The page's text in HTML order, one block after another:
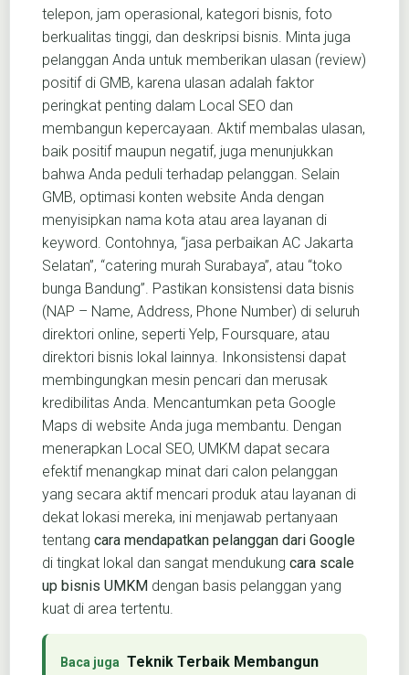
telepon, jam operasional, kategori bisnis, foto
berkualitas tinggi, dan deskripsi bisnis. Minta juga
pelanggan Anda untuk memberikan ulasan (review)
positif di GMB, karena ulasan adalah faktor
peringkat penting dalam Local SEO dan
membangun kepercayaan. Aktif membalas ulasan,
baik positif maupun negatif, juga menunjukkan
bahwa Anda peduli terhadap pelanggan. Selain
GMB, optimasi konten website Anda dengan
menyisipkan nama kota atau area layanan di
keyword. Contohnya, “jasa perbaikan AC Jakarta
Selatan”, “catering murah Surabaya”, atau “toko
bunga Bandung”. Pastikan konsistensi data bisnis
(NAP – Name, Address, Phone Number) di seluruh
direktori online, seperti Yelp, Foursquare, atau
direktori bisnis lokal lainnya. Inkonsistensi dapat
membingungkan mesin pencari dan merusak
kredibilitas Anda. Mencantumkan peta Google
Maps di website Anda juga membantu. Dengan
menerapkan Local SEO, UMKM dapat secara
efektif menangkap minat dari calon pelanggan
yang secara aktif mencari produk atau layanan di
dekat lokasi mereka, ini menjawab pertanyaan
tentang cara mendapatkan pelanggan dari Google
di tingkat lokal dan sangat mendukung cara scale
up bisnis UMKM dengan basis pelanggan yang
kuat di area tertentu.
Teknik Terbaik Membangun